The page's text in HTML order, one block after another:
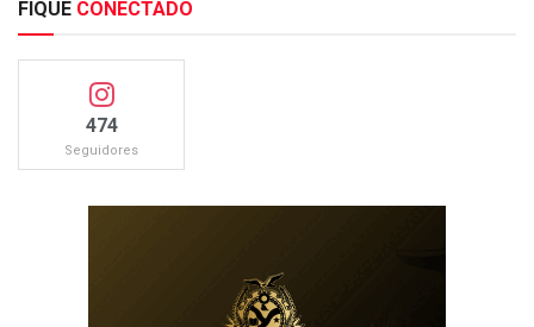
FIQUE CONECTADO
474
Seguidores